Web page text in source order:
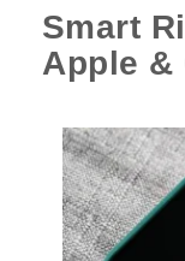
Smart
Apple